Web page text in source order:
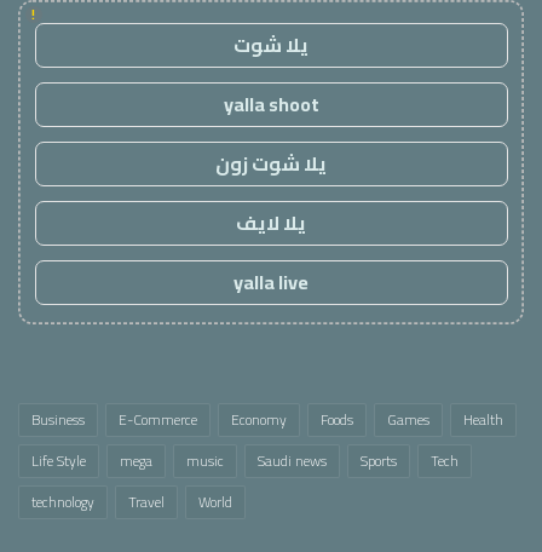
!
يلا شوت
yalla shoot
يلا شوت زون
يلا لايف
yalla live
Business E-Commerce Economy Foods Games
Health
Life Style
mega music Saudi news Sports
Tech
technology
Travel World